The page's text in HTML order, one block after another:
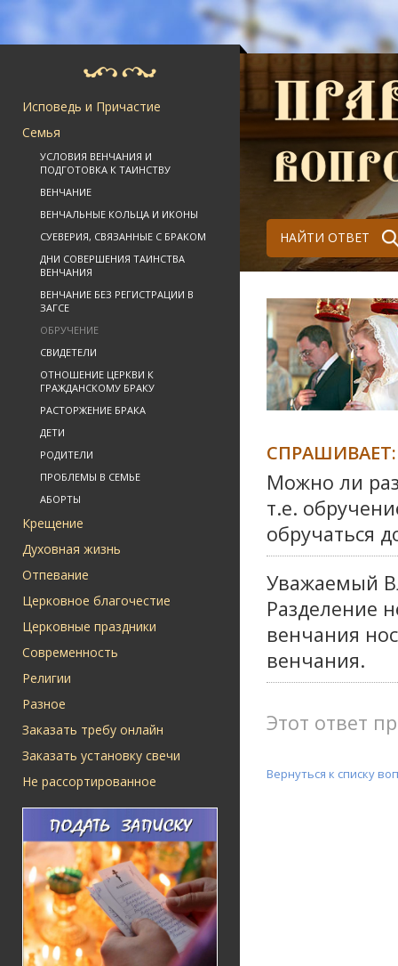
Исповедь и Причастие
Семья
УСЛОВИЯ ВЕНЧАНИЯ И
ПОДГОТОВКА К ТАИНСТВУ
ВЕНЧАНИЕ
ВЕНЧАЛЬНЫЕ КОЛЬЦА И ИКОНЫ
СУЕВЕРИЯ, СВЯЗАННЫЕ С БРАКОМ
ДНИ СОВЕРШЕНИЯ ТАИНСТВА
ВЕНЧАНИЯ
ВЕНЧАНИЕ БЕЗ РЕГИСТРАЦИИ В
ЗАГСЕ
ОБРУЧЕНИЕ
СВИДЕТЕЛИ
ОТНОШЕНИЕ ЦЕРКВИ К
ГРАЖДАНСКОМУ БРАКУ
РАСТОРЖЕНИЕ БРАКА
ДЕТИ
РОДИТЕЛИ
ПРОБЛЕМЫ В СЕМЬЕ
АБОРТЫ
Крещение
Духовная жизнь
Отпевание
Церковное благочестие
Церковные праздники
Современность
Религии
Разное
Заказать требу онлайн
Заказать установку свечи
Не рассортированное
НАЙТИ ОТВЕТ
СПРАШИВАЕТ:
Можно ли
т.е.
обручаться
Уважаемый
Разделение
венчания
венчания.
Этот ответ
Вернуться к списку